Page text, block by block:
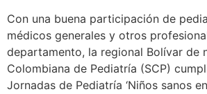
Con una buena participación de
médicos generales y otros
departamento, la regional Bolívar de
Colombiana de Pediatría (SCP)
Jornadas de Pediatría ‘Niños sanos